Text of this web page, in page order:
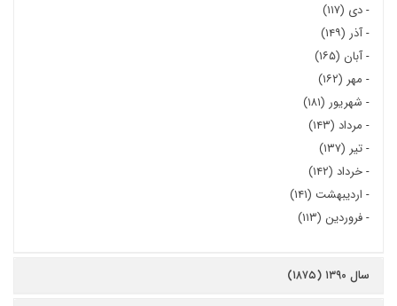
-دی (۱۱۷)
-آذر (۱۴۹)
-آبان (۱۶۵)
- مهر (۱۶۲)
- شهریور (۱۸۱)
- مرداد (۱۴۳)
-تیر (۱۳۷)
-خرداد (۱۴۲)
- اردیبهشت (۱۴۱)
-فروردین (۱۱۳)
سال ۱۳۹۰ (۱۸۷۵)